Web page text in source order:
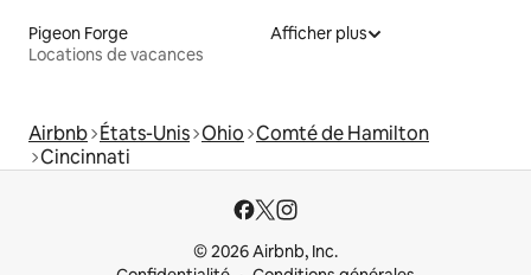
Pigeon Forge
Locations de vacances
Afficher plus
Airbnb États-Unis Ohio Comté de Hamilton
Cincinnati
© 2026 Airbnb, Inc.